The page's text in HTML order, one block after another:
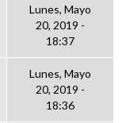
Lunes, Mayo
20, 2019 -
18:37
Lunes, Mayo
20, 2019 -
18:36